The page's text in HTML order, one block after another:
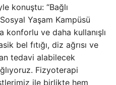
konuştu: “Bağlı
Yaşam Kampüsü
konforlu ve daha kullanışlı
bel fıtığı, diz ağrısı ve
tedavi alabilecek
Fizyoterapi
ile birlikte hem